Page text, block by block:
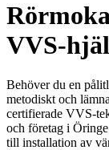
VVS-
Behöver du en
metodiskt och
certifierade VVS-
och företag i
till installation av